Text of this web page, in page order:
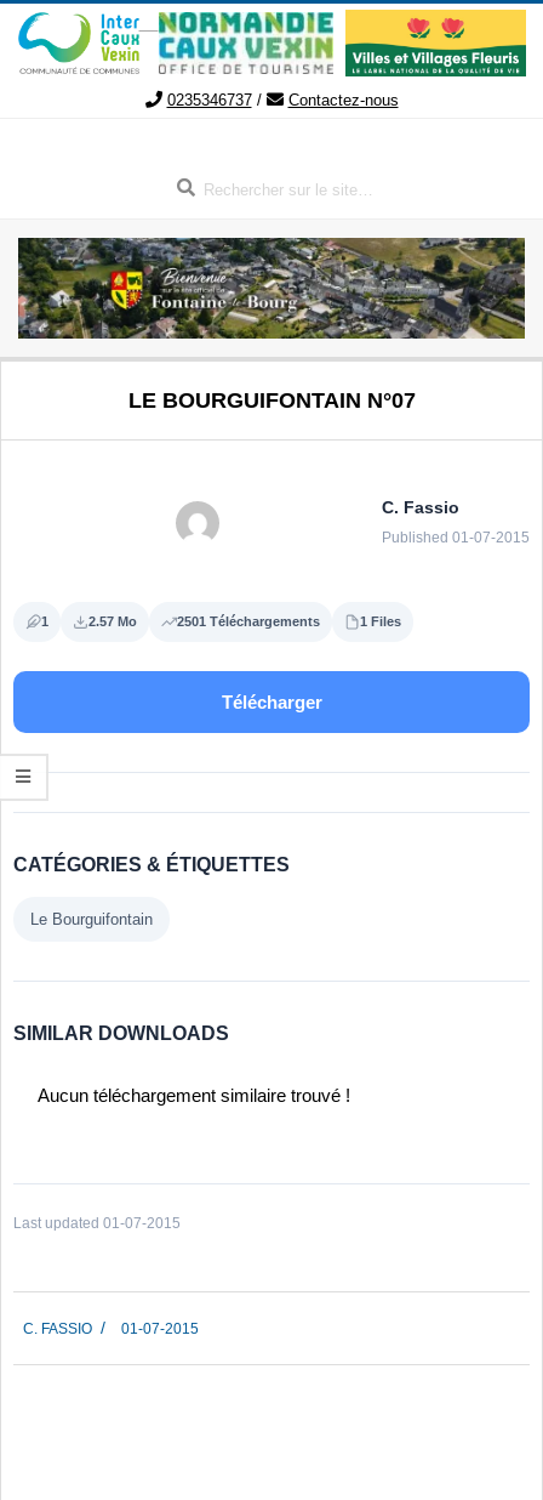
Aller
contenu
0235346737/ Contactez-nous
FONTAINE-
LE-
BOURG
LE BOURGUIFONTAIN N°07
C. Fassio
Published 01-07-2015
1 2.57 Mo 2501 Téléchargements 1 Files
Télécharger
CATÉGORIES & ÉTIQUETTES
Le Bourguifontain
SIMILAR DOWNLOADS
Aucun téléchargement similaire trouvé !
Last updated 01-07-2015
07-
01
C. FASSIO 01-07-2015